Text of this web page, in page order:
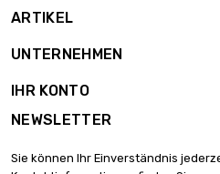
ARTIKEL
UNTERNEHMEN
IHR KONTO
NEWSLETTER
Sie können Ihr Einverständnis